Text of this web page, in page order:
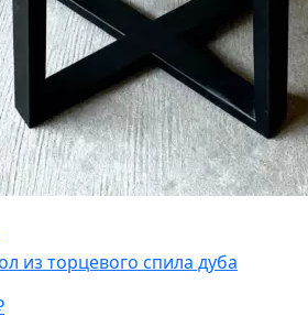
из торцевого спила дуба